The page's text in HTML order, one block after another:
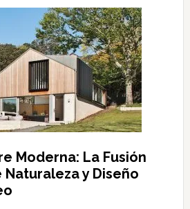
Moderna: La Fusión
y Diseño